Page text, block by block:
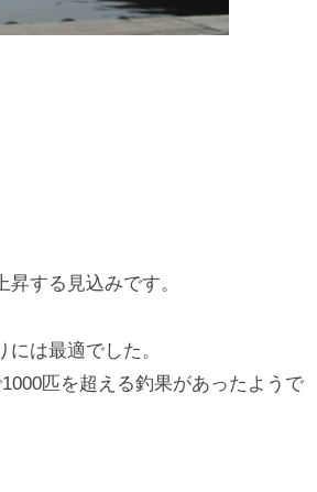
する見込みです。
は最適でした。
匹を超える釣果があったようで